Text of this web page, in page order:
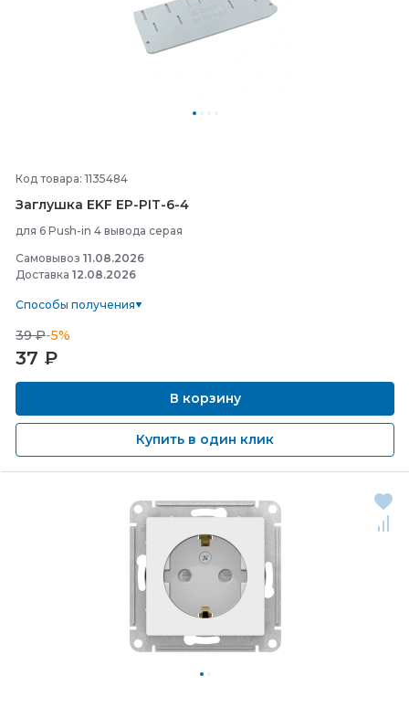
Код товара: 1135484
Заглушка EKF EP-PIT-6-4
для 6 Push-in 4 вывода серая
Самовывоз 11.08.2026
Доставка 12.08.2026
Способы получения
39 ₽-5%
37 ₽
В корзину
Купить в один клик